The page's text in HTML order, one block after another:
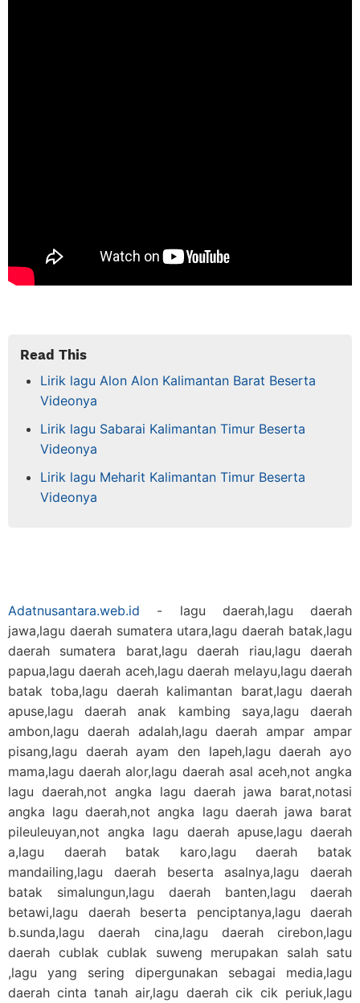
Read This
Lirik lagu Alon Alon Kalimantan Barat Beserta
Videonya
Lirik lagu Sabarai Kalimantan Timur Beserta
Videonya
Lirik lagu Meharit Kalimantan Timur Beserta
Videonya
Adatnusantara.web.id - lagu daerah,lagu daerah
jawa,lagu daerah sumatera utara,lagu daerah batak,lagu
daerah sumatera barat,lagu daerah riau,lagu daerah
papua,lagu daerah aceh,lagu daerah melayu,lagu daerah
batak toba,lagu daerah kalimantan barat,lagu daerah
apuse,lagu daerah anak kambing saya,lagu daerah
ambon,lagu daerah adalah,lagu daerah ampar ampar
pisang,lagu daerah ayam den lapeh,lagu daerah ayo
mama,lagu daerah alor,lagu daerah asal aceh,not angka
lagu daerah,not angka lagu daerah jawa barat,notasi
angka lagu daerah,not angka lagu daerah jawa barat
pileuleuyan,not angka lagu daerah apuse,lagu daerah
a,lagu daerah batak karo,lagu daerah batak
mandailing,lagu daerah beserta asalnya,lagu daerah
batak simalungun,lagu daerah banten,lagu daerah
betawi,lagu daerah beserta penciptanya,lagu daerah
b.sunda,lagu daerah cina,lagu daerah cirebon,lagu
daerah cublak cublak suweng merupakan salah satu
,lagu yang sering dipergunakan sebagai media,lagu
daerah cinta tanah air,lagu daerah cik cik periuk,lagu